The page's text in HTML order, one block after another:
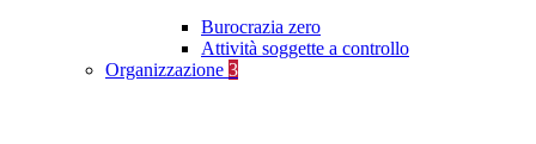
Burocrazia zero
Attività soggette a controllo
Organizzazione 3